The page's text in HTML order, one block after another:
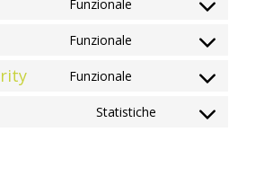
google-
analytics
sourcebuster-
Funzionale
wordfence
Funzionale
service
Funzionale
Statistiche